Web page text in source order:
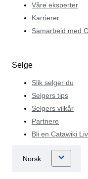
Våre eksperter
Karrierer
Samarbeid med
Selge
Slik selger du
Selgers tips
Selgers vilkår
Partnere
Bli en Catawiki